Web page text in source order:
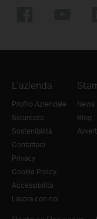
L'azienda
Profilo Aziendale
Sicurezza
Sostenibilità
Contattaci
Privacy
Cookie Policy
Accessibilità
Lavora con noi
News
Blog